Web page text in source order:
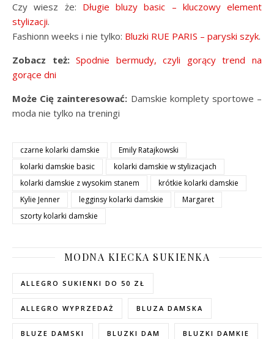
Czy wiesz że: Długie bluzy basic – kluczowy element
stylizacji.
Fashionn weeks i nie tylko: Bluzki RUE PARIS – paryski szyk.
Zobacz też: Spodnie bermudy, czyli gorący trend na
gorące dni
Może Cię zainteresować: Damskie komplety sportowe –
moda nie tylko na treningi
czarne kolarki damskie
Emily Ratajkowski
kolarki damskie basic
kolarki damskie w stylizacjach
kolarki damskie z wysokim stanem
krótkie kolarki damskie
Kylie Jenner
legginsy kolarki damskie
Margaret
szorty kolarki damskie
MODNA KIECKA SUKIENKA
ALLEGRO SUKIENKI DO 50 ZŁ
ALLEGRO WYPRZEDAŻ BLUZA DAMSKA
BLUZE DAMSKI BLUZKI DAM BLUZKI DAMKIE